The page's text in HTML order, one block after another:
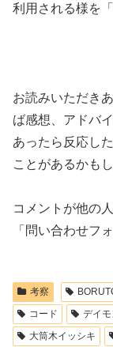
利用される様を
お読みいただき
ば感想、アドバ
あったら反応し
ことがあるかも
コメントが他の
「問い合わせフ
考察
コード
デイモ
大筒木イッシキ